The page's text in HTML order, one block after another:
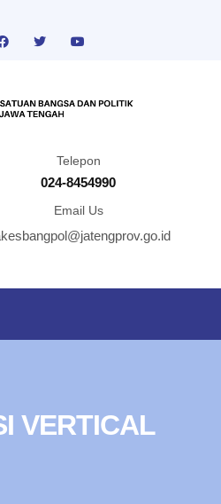
Telepon
024-8454990
Email Us
VERTICAL